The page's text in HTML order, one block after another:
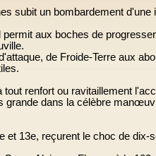
subit un bombardement d'une
aux boches de
de Froide-Terre aux
renfort ou ravitaillement
dans la célèbre
et 13e, reçurent le choc de dix-